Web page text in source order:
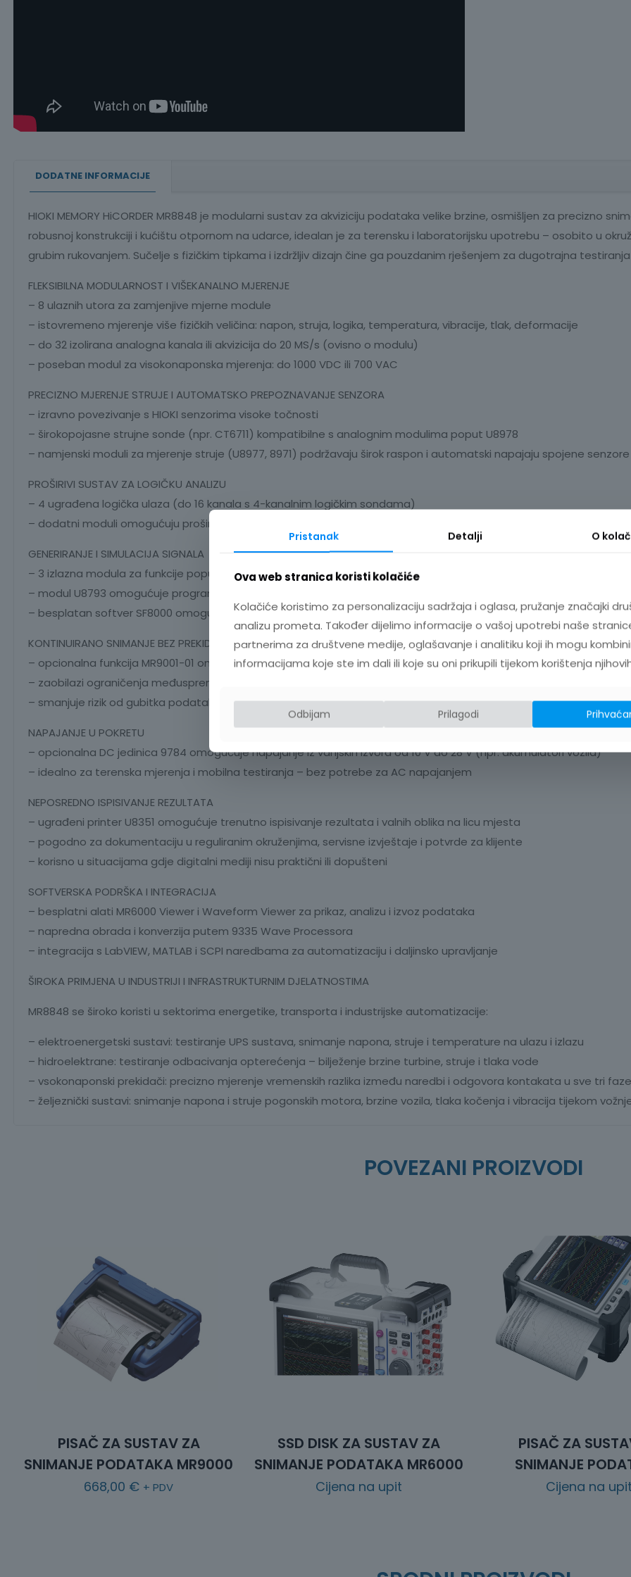
DODATNE INFORMACIJE
HIOKI MEMORY HiCORDER MR8848 je modularni sustav za akviziciju podataka velike brzine, osmišljen za precizno
robusnoj konstrukciji i kućištu otpornom na udarce, idealan je za terensku i laboratorijsku upotrebu – osobito u
grubim rukovanjem. Sučelje s fizičkim tipkama i izdržljiv dizajn čine ga pouzdanim rješenjem za dugotrajna
FLEKSIBILNA MODULARNOST I VIŠEKANALNO MJERENJE
– 8 ulaznih utora za zamjenjive mjerne module
– istovremeno mjerenje više fizičkih veličina: napon, struja, logika, temperatura, vibracije, tlak, deformacije
– do 32 izolirana analogna kanala ili akvizicija do 20 MS/s (ovisno o modulu)
– poseban modul za visokonaponska mjerenja: do 1000 VDC ili 700 VAC
PRECIZNO MJERENJE STRUJE I AUTOMATSKO PREPOZNAVANJE SENZORA
– izravno povezivanje s HIOKI senzorima visoke točnosti
– širokopojasne strujne sonde (npr. CT6711) kompatibilne s analognim modulima poput U8978
– namjenski moduli za mjerenje struje (U8977, 8971) podržavaju širok raspon i automatski napajaju spojene senzore
PROŠIRIVI SUSTAV ZA LOGIČKU ANALIZU
– 4 ugrađena logička ulaza (do 16 kanala s 4-kanalnim logičkim sondama)
– dodatni moduli omogućuju proširenje broja logičkih kanala
GENERIRANJE I SIMULACIJA SIGNALA
– 3 izlazna modula za funkcije poput pulsnog izlaza i generiranja valnih oblika
– modul U8793 omogućuje programiranje i izlaz proizvoljnih valnih oblika – idealno za simulaciju anomalija
– besplatan softver SF8000 omogućuje unos i kombiniranje valnih oblika za složene primjene
KONTINUIRANO SNIMANJE BEZ PREKIDA
– opcionalna funkcija MR9001-01 omogućuje real-time spremanje podataka na 1 TB SSD, SD karticu ili USB uređaj
– zaobilazi ograničenja međuspremnika i omogućuje dugotrajno snimanje bez prekida
– smanjuje rizik od gubitka podataka pri nestanku napajanja
NAPAJANJE U POKRETU
– opcionalna DC jedinica 9784 omogućuje napajanje iz vanjskih izvora od 10 V do 28 V (npr. akumulatori vozila)
– idealno za terenska mjerenja i mobilna testiranja – bez potrebe za AC napajanjem
NEPOSREDNO ISPISIVANJE REZULTATA
– ugrađeni printer U8351 omogućuje trenutno ispisivanje rezultata i valnih oblika na licu mjesta
– pogodno za dokumentaciju u reguliranim okruženjima, servisne izvještaje i potvrde za klijente
– korisno u situacijama gdje digitalni mediji nisu praktični ili dopušteni
SOFTVERSKA PODRŠKA I INTEGRACIJA
– besplatni alati MR6000 Viewer i Waveform Viewer za prikaz, analizu i izvoz podataka
– napredna obrada i konverzija putem 9335 Wave Processora
– integracija s LabVIEW, MATLAB i SCPI naredbama za automatizaciju i daljinsko upravljanje
ŠIROKA PRIMJENA U INDUSTRIJI I INFRASTRUKTURNIM DJELATNOSTIMA
MR8848 se široko koristi u sektorima energetike, transporta i industrijske automatizacije:
– elektroenergetski sustavi: testiranje UPS sustava, snimanje napona, struje i temperature na ulazu i izlazu
– hidroelektrane: testiranje odbacivanja opterećenja – bilježenje brzine turbine, struje i tlaka vode
– vsokonaponski prekidači: precizno mjerenje vremenskih razlika između naredbi i odgovora kontakata u sve tri faze
– željeznički sustavi: snimanje napona i struje pogonskih motora, brzine vozila, tlaka kočenja i vibracija tijekom
POVEZANI PROIZVODI
PISAČ ZA SUSTAV ZA
SNIMANJE PODATAKA MR9000
668,00 € + PDV
SSD DISK ZA SUSTAV ZA
SNIMANJE PODATAKA MR6000
Cijena na upit
PISAČ ZA
SNIMANJE
Cijena na
Pristanak Detalji O
Ova web stranica koristi kolačiće
Kolačiće koristimo za personalizaciju sadržaja i oglasa, pružanje značajki
analizu prometa. Također dijelimo informacije o vašoj upotrebi naše
partnerima za društvene medije, oglašavanje i analitiku koji ih mogu
informacijama koje ste im dali ili koje su oni prikupili tijekom korištenja
Odbijam Prilagodi